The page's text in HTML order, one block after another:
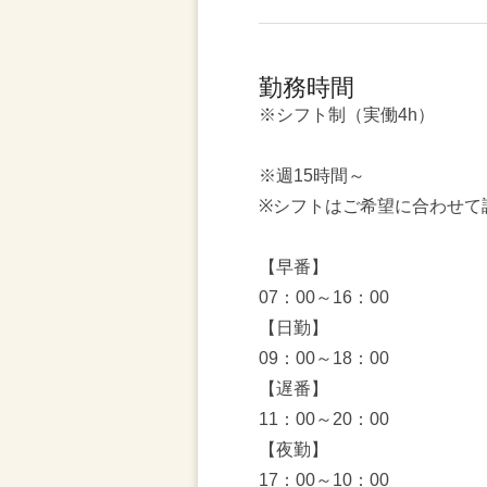
勤務時間
※シフト制（実働4h）
※週15時間～
※シフトはご希望に合わせて
【早番】
07：00～16：00
【日勤】
09：00～18：00
【遅番】
11：00～20：00
【夜勤】
17：00～10：00